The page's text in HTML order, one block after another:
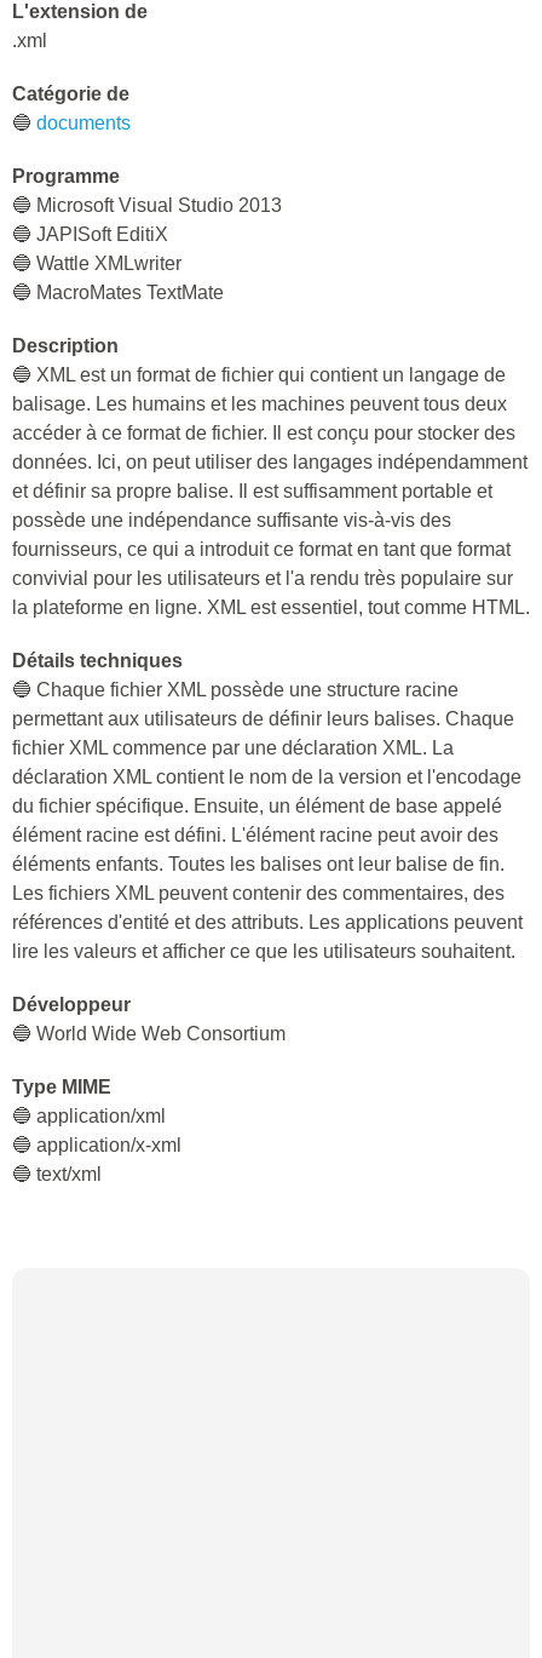
L'extension de
.xml
Catégorie de
🔵 documents
Programme
🔵 Microsoft Visual Studio 2013
🔵 JAPISoft EditiX
🔵 Wattle XMLwriter
🔵 MacroMates TextMate
Description
🔵 XML est un format de fichier qui contient un langage de
balisage. Les humains et les machines peuvent tous deux
accéder à ce format de fichier. Il est conçu pour stocker des
données. Ici, on peut utiliser des langages indépendamment
et définir sa propre balise. Il est suffisamment portable et
possède une indépendance suffisante vis-à-vis des
fournisseurs, ce qui a introduit ce format en tant que format
convivial pour les utilisateurs et l'a rendu très populaire sur
la plateforme en ligne. XML est essentiel, tout comme HTML.
Détails techniques
🔵 Chaque fichier XML possède une structure racine
permettant aux utilisateurs de définir leurs balises. Chaque
fichier XML commence par une déclaration XML. La
déclaration XML contient le nom de la version et l'encodage
du fichier spécifique. Ensuite, un élément de base appelé
élément racine est défini. L'élément racine peut avoir des
éléments enfants. Toutes les balises ont leur balise de fin.
Les fichiers XML peuvent contenir des commentaires, des
références d'entité et des attributs. Les applications peuvent
lire les valeurs et afficher ce que les utilisateurs souhaitent.
Développeur
🔵 World Wide Web Consortium
Type MIME
🔵 application/xml
🔵 application/x-xml
🔵 text/xml